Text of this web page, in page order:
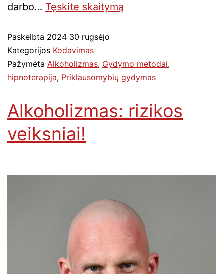
darbo… Tęskite skaitymą
Paskelbta 2024 30 rugsėjo
Kategorijos Kodavimas
Pažymėta Alkoholizmas, Gydymo metodai,
hipnoterapija, Priklausomybių gydymas
Alkoholizmas: rizikos
veiksniai!